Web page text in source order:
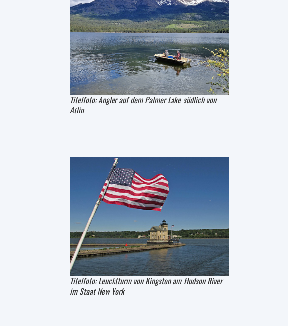
Titelfoto: Angler auf dem Palmer Lake südlich von
Atlin
Titelfoto: Leuchtturm von Kingston am Hudson River
im Staat New York